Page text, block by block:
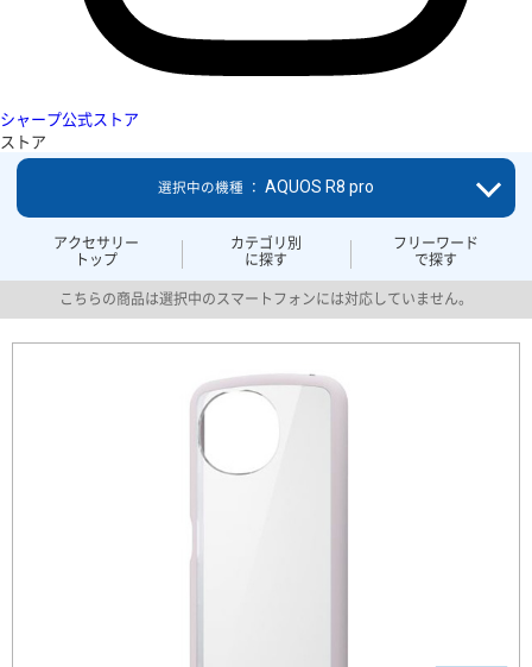
シャープ公式ストア
ストア
アクセサリー
トップ
カテゴリ別
に探す
フリーワード
で探す
選択中の機種 ： AQUOS R8 pro
こちらの商品は選択中のスマートフォンには対応していません。